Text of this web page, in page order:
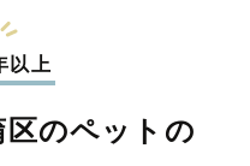
以上
区のペットの